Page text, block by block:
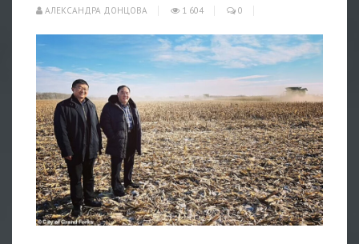
АЛЕКСАНДРА ДОНЦОВА
1 604 0